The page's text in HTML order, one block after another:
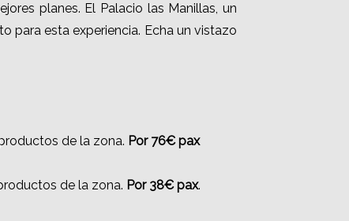
planes. El Palacio las Manillas, un
para esta experiencia. Echa un vistazo
de la zona. Por 76€ pax
de la zona. Por 38€ pax.